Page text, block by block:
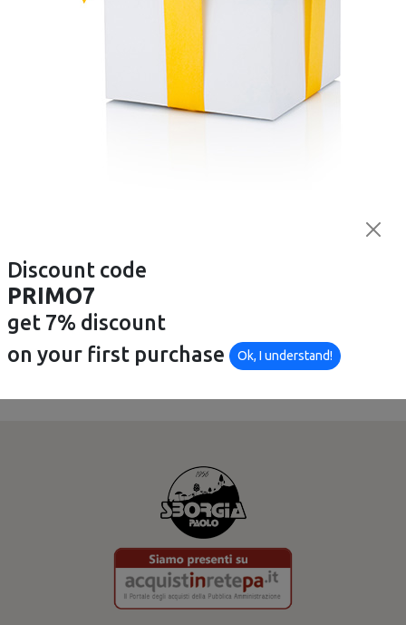
Available
Discount code
PRIMO7
get 7% discount
on your first purchase
Ok, I understand!